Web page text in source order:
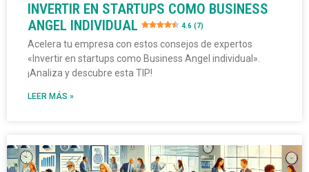
INVERTIR EN STARTUPS COMO BUSINESS
ANGEL INDIVIDUAL
4.6 (7)
Acelera tu empresa con estos consejos de expertos
«Invertir en startups como Business Angel individual».
¡Analiza y descubre esta TIP!
LEER MÁS »